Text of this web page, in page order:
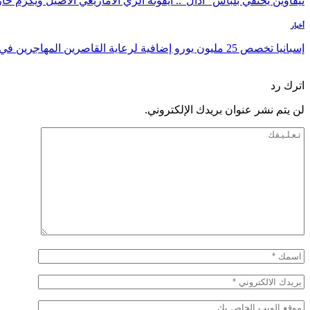
أخبار
إسبانيا تخصص 25 مليون يورو إضافية لرعاية القاصرين المهاجرين في سبتة
اترك رد
لن يتم نشر عنوان بريدك الإلكتروني.